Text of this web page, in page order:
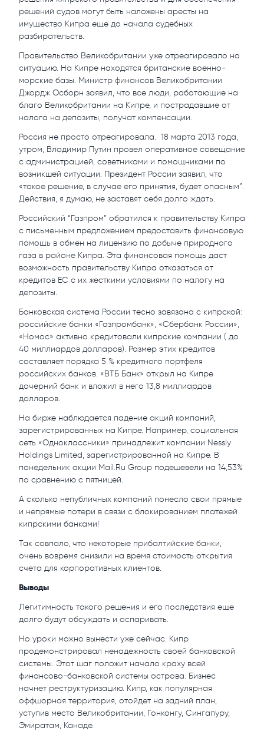
решений судов могут быть наложены аресты на
имущество Кипра еще до начала судебных
разбирательств.
Правительство Великобритании уже отреагировало на
ситуацию. На Кипре находятся британские военно-
морские базы. Министр финансов Великобритании
Джордж Осборн заявил, что все люди, работающие на
благо Великобритании на Кипре, и пострадавшие от
налога на депозиты, получат компенсации.
Россия не просто отреагировала. 18 марта 2013 года,
утром, Владимир Путин провел оперативное совещание
с администрацией, советниками и помощниками по
возникшей ситуации. Президент России заявил, что
«такое решение, в случае его принятия, будет опасным”.
Действия, я думаю, не заставят себя долго ждать.
Российский “Газпром” обратился к правительству Кипра
с письменным предложением предоставить финансовую
помощь в обмен на лицензию по добыче природного
газа в районе Кипра. Эта финансовая помощь даст
возможность правительству Кипра отказаться от
кредитов ЕС с их жесткими условиями по налогу на
депозиты.
Банковская система России тесно завязана с кипрской:
российские банки «Газпромбанк», «Сбербанк России»,
«Номос» активно кредитовали кипрские компании ( до
40 миллиардов долларов). Размер этих кредитов
составляет порядка 5 % кредитного портфеля
российских банков. «ВТБ Банк» открыл на Кипре
дочерний банк и вложил в него 13,8 миллиардов
долларов.
На бирже наблюдается падение акций компаний,
зарегистрированных на Кипре. Например, социальная
сеть «Одноклассники» принадлежит компании Nessly
Holdings Limited, зарегистрированной на Кипре. В
понедельник акции Mail.Ru Group подешевели на 14,53%
по сравнению с пятницей.
А сколько непубличных компаний понесло свои прямые
и непрямые потери в связи с блокированием платежей
кипрскими банками!
Так совпало, что некоторые прибалтийские банки,
очень вовремя снизили на время стоимость открытия
счета для корпоративных клиентов.
Выводы
Легитимность такого решения и его последствия еще
долго будут обсуждать и оспаривать.
Но уроки можно вынести уже сейчас. Кипр
продемонстрировал ненадежность своей банковской
системы. Этот шаг положит начало краху всей
финансово-банковской системы острова. Бизнес
начнет реструктуризацию. Кипр, как популярная
оффшорная территория, отойдет на задний план,
уступив место Великобритании, Гонконгу, Сингапуру,
Эмиратам, Канаде.